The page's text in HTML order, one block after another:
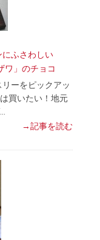
にふさわしい
ワ」のチョコ
ーをピックアッ
買いたい！地元
→記事を読む